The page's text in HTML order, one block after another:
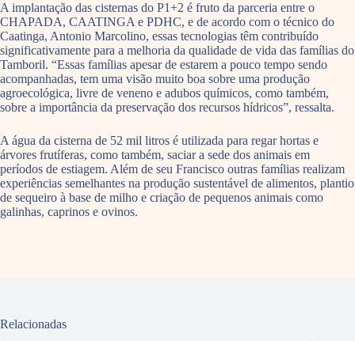
A implantação das cisternas do P1+2 é fruto da parceria entre o
CHAPADA, CAATINGA e PDHC, e de acordo com o técnico do
Caatinga, Antonio Marcolino, essas tecnologias têm contribuído
significativamente para a melhoria da qualidade de vida das famílias do
Tamboril. “Essas famílias apesar de estarem a pouco tempo sendo
acompanhadas, tem uma visão muito boa sobre uma produção
agroecológica, livre de veneno e adubos químicos, como também,
sobre a importância da preservação dos recursos hídricos”, ressalta.
A água da cisterna de 52 mil litros é utilizada para regar hortas e
árvores frutíferas, como também, saciar a sede dos animais em
períodos de estiagem. Além de seu Francisco outras famílias realizam
experiências semelhantes na produção sustentável de alimentos, plantio
de sequeiro à base de milho e criação de pequenos animais como
galinhas, caprinos e ovinos.
Relacionadas